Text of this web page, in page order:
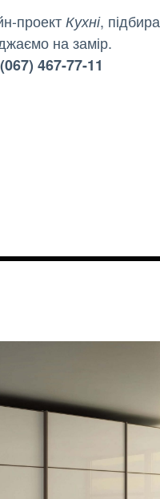
проектКухні,
на замір.
467-77-11